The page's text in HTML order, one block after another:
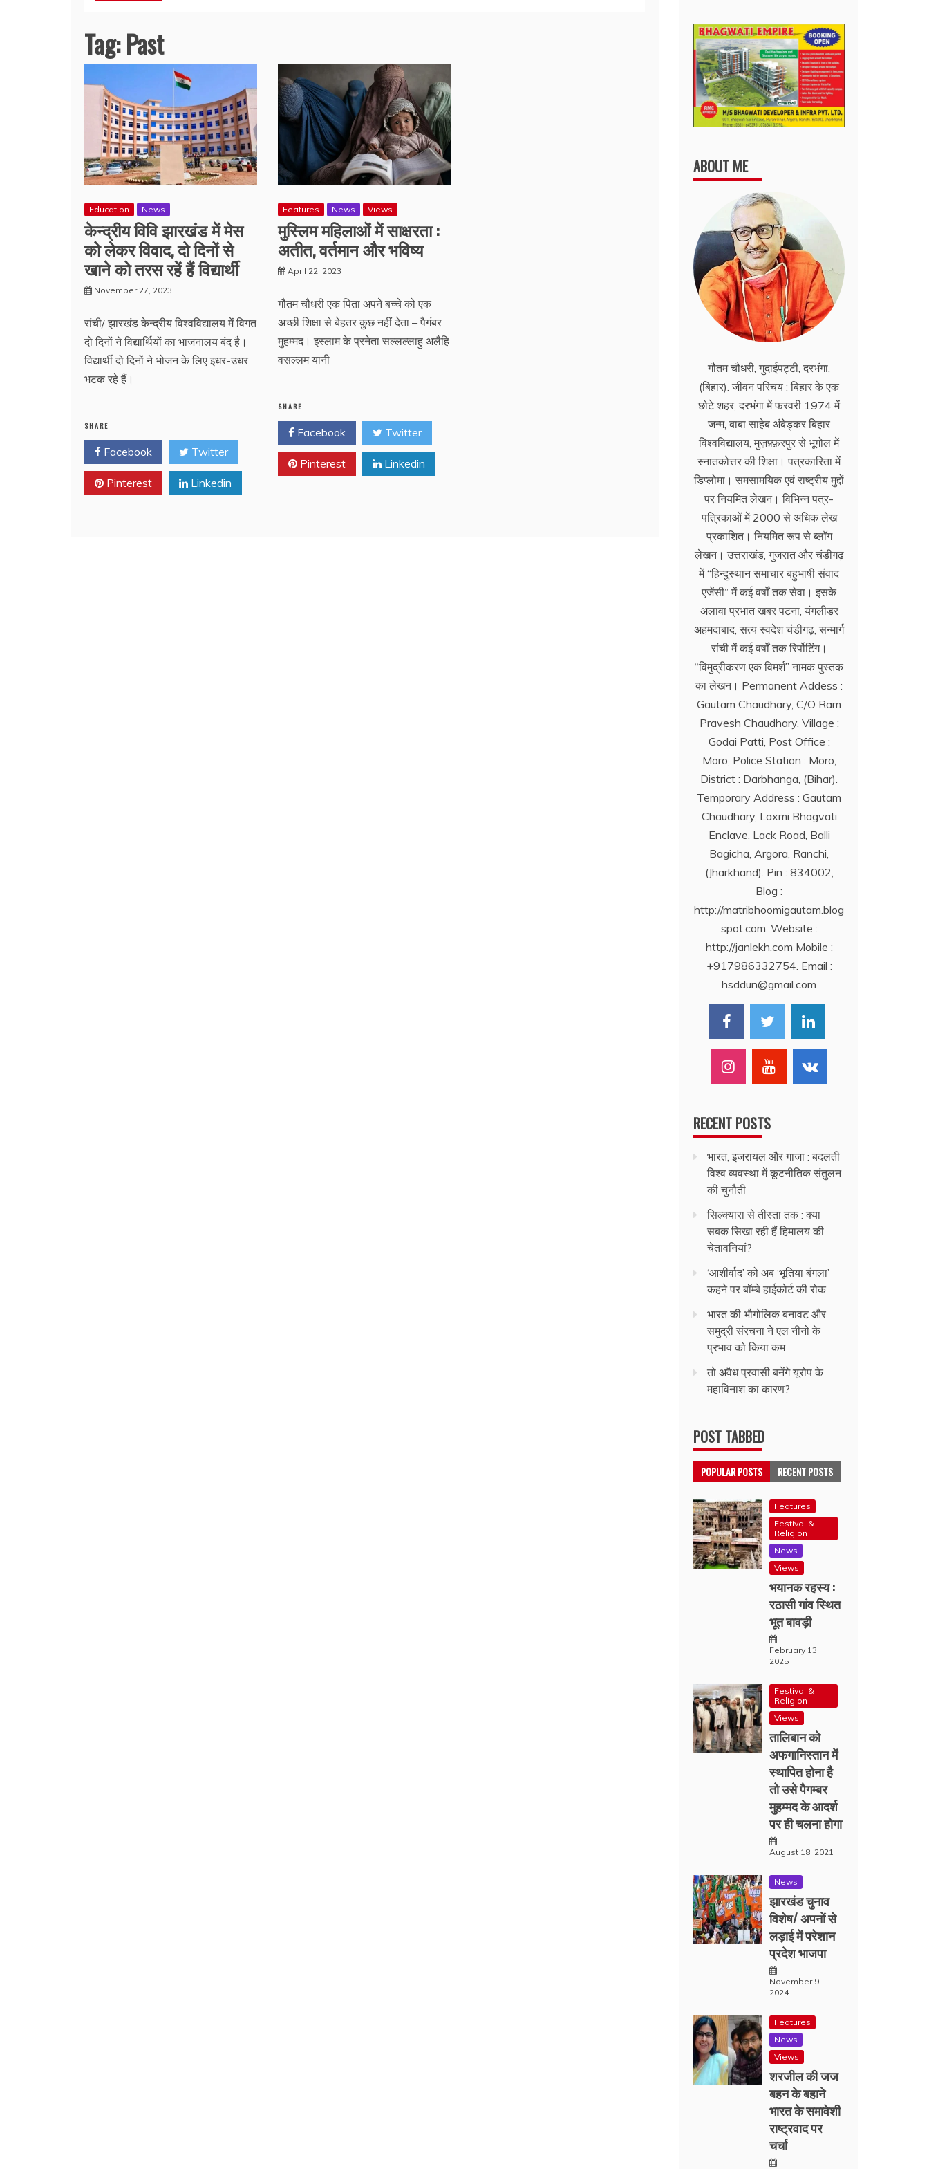
Tag:Past
Education News
केन्द्रीय विवि झारखंड में मेस
को लेकर विवाद, दो दिनों से
खाने को तरस रहें हैं विद्यार्थी
November 27, 2023
रांची/ झारखंड केन्द्रीय विश्वविद्यालय में विगत
दो दिनों ने विद्यार्थियों का भाजनालय बंद है।
विद्यार्थी दो दिनों ने भोजन के लिए इधर-उधर
भटक रहे हैं।
SHARE
Facebook Twitter
Pinterest Linkedin
Features News Views
मुस्लिम महिलाओं में साक्षरता :
अतीत, वर्तमान और भविष्य
April 22, 2023
गौतम चौधरी एक पिता अपने बच्चे को एक
अच्छी शिक्षा से बेहतर कुछ नहीं देता – पैगंबर
मुहम्मद। इस्लाम के प्रनेता सल्लल्लाहु अलैहि
वसल्लम यानी
SHARE
Facebook Twitter
Pinterest Linkedin
ABOUT ME
गौतम चौधरी, गुदाईपट्टी, दरभंगा,
(बिहार). जीवन परिचय : बिहार के एक
छोटे शहर, दरभंगा में फरवरी 1974 में
जन्म, बाबा साहेब अंबेड्कर बिहार
विश्वविद्यालय, मुज़फ़्फ़रपुर से भूगोल में
स्नातकोत्तर की शिक्षा। पत्रकारिता में
डिप्लोमा। समसामयिक एवं राष्ट्रीय मुद्दों
पर नियमित लेखन। विभिन्न पत्र-
पत्रिकाओं में 2000 से अधिक लेख
प्रकाशित। नियमित रूप से ब्लाॅग
लेखन। उत्तराखंड, गुजरात और चंडीगढ़
में ‘‘हिन्दुस्थान समाचार बहुभाषी संवाद
एजेंसी’’ में कई वर्षों तक सेवा। इसके
अलावा प्रभात खबर पटना, यंगलीडर
अहमदाबाद, सत्य स्वदेश चंडीगढ़, सन्मार्ग
रांची में कई वर्षों तक रिर्पोटिंग।
‘‘विमुद्रीकरण एक विमर्श’’ नामक पुस्तक
का लेखन। Permanent Addess :
Gautam Chaudhary, C/O Ram
Pravesh Chaudhary, Village :
Godai Patti, Post Office :
Moro, Police Station : Moro,
District : Darbhanga, (Bihar).
Temporary Address : Gautam
Chaudhary, Laxmi Bhagvati
Enclave, Lack Road, Balli
Bagicha, Argora, Ranchi,
(Jharkhand). Pin : 834002,
Blog :
http://matribhoomigautam.blog
spot.com. Website :
http://janlekh.com Mobile :
+917986332754. Email :
hsddun@gmail.com
RECENT POSTS
भारत, इजरायल और गाजा : बदलती
विश्व व्यवस्था में कूटनीतिक संतुलन
की चुनौती
सिल्क्यारा से तीस्ता तक : क्या
सबक सिखा रही हैं हिमालय की
चेतावनियां?
‘आशीर्वाद’ को अब ‘भूतिया बंगला’
कहने पर बॉम्बे हाईकोर्ट की रोक
भारत की भौगोलिक बनावट और
समुद्री संरचना ने एल नीनो के
प्रभाव को किया कम
तो अवैध प्रवासी बनेंगे यूरोप के
महाविनाश का कारण?
POST TABBED
POPULAR POSTS RECENT POSTS
Features
Festival &
Religion
News
Views
भयानक रहस्य :
रठासी गांव स्थित
भूत बावड़ी
February 13,
2025
Festival &
Religion
Views
तालिबान को
अफगानिस्तान में
स्थापित होना है
तो उसे पैगम्बर
मुहम्मद के आदर्श
पर ही चलना होगा
August 18, 2021
News
झारखंड चुनाव
विशेष/ अपनों से
लड़ाई में परेशान
प्रदेश भाजपा
November 9,
2024
Features
News
Views
शरजील की जज
बहन के बहाने
भारत के समावेशी
राष्ट्रवाद पर
चर्चा